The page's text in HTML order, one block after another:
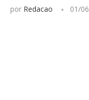
por Redacao 01/